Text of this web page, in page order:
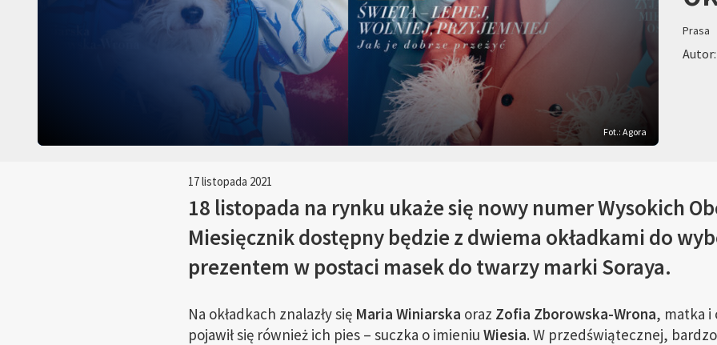
Prasa
Fot.: Agora
17 listopada 2021
18 listopada na rynku ukaże się nowy numer Wysokich
Miesięcznik dostępny będzie z dwiema okładkami do
prezentem w postaci masek do twarzy marki Soraya.
Na okładkach znalazły się Maria Winiarska oraz Zofia Zborowska-Wrona, matka i
pojawił się również ich pies – suczka o imieniu Wiesia. W przedświątecznej,